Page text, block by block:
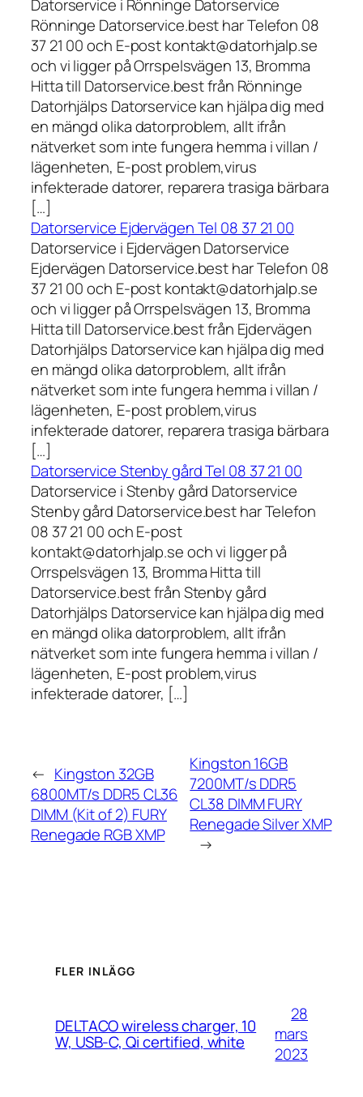
Datorservice i Rönninge Datorservice
Rönninge Datorservice.best har Telefon 08
37 21 00 och E-post kontakt@datorhjalp.se
och vi ligger på Orrspelsvägen 13, Bromma
Hitta till Datorservice.best från Rönninge
Datorhjälps Datorservice kan hjälpa dig med
en mängd olika datorproblem, allt ifrån
nätverket som inte fungera hemma i villan /
lägenheten, E-post problem,virus
infekterade datorer, reparera trasiga bärbara
[…]
Datorservice Ejdervägen Tel 08 37 21 00
Datorservice i Ejdervägen Datorservice
Ejdervägen Datorservice.best har Telefon 08
37 21 00 och E-post kontakt@datorhjalp.se
och vi ligger på Orrspelsvägen 13, Bromma
Hitta till Datorservice.best från Ejdervägen
Datorhjälps Datorservice kan hjälpa dig med
en mängd olika datorproblem, allt ifrån
nätverket som inte fungera hemma i villan /
lägenheten, E-post problem,virus
infekterade datorer, reparera trasiga bärbara
[…]
Datorservice Stenby gård Tel 08 37 21 00
Datorservice i Stenby gård Datorservice
Stenby gård Datorservice.best har Telefon
08 37 21 00 och E-post
kontakt@datorhjalp.se och vi ligger på
Orrspelsvägen 13, Bromma Hitta till
Datorservice.best från Stenby gård
Datorhjälps Datorservice kan hjälpa dig med
en mängd olika datorproblem, allt ifrån
nätverket som inte fungera hemma i villan /
lägenheten, E-post problem,virus
infekterade datorer, […]
← Kingston 32GB
6800MT/s DDR5 CL36
DIMM (Kit of 2) FURY
Renegade RGB XMP
Kingston 16GB
7200MT/s DDR5
CL38 DIMM FURY
Renegade Silver XMP
→
FLER INLÄGG
DELTACO wireless charger, 10
W, USB-C, Qi certified, white
28
mars
2023